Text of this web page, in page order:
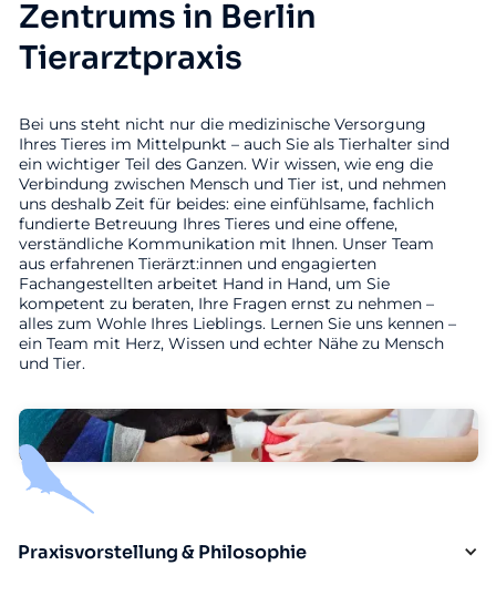
Zentrums in Berlin
Tierarztpraxis
Bei uns steht nicht nur die medizinische Versorgung
Ihres Tieres im Mittelpunkt – auch Sie als Tierhalter sind
ein wichtiger Teil des Ganzen. Wir wissen, wie eng die
Verbindung zwischen Mensch und Tier ist, und nehmen
uns deshalb Zeit für beides: eine einfühlsame, fachlich
fundierte Betreuung Ihres Tieres und eine offene,
verständliche Kommunikation mit Ihnen. Unser Team
aus erfahrenen Tierärzt:innen und engagierten
Fachangestellten arbeitet Hand in Hand, um Sie
kompetent zu beraten, Ihre Fragen ernst zu nehmen –
alles zum Wohle Ihres Lieblings. Lernen Sie uns kennen –
ein Team mit Herz, Wissen und echter Nähe zu Mensch
und Tier.
Praxisvorstellung & Philosophie